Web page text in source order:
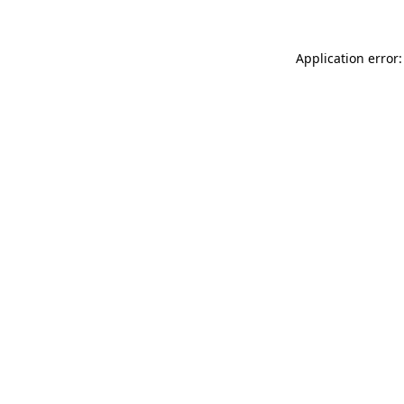
Application